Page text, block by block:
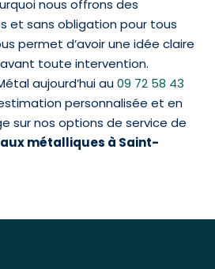
nous offrons des
et sans obligation pour tous
permet d’avoir une idée claire
toute intervention.
aujourd’hui au09 72 58 43
personnalisée et en
sur nos options de service de
métalliques à Saint-